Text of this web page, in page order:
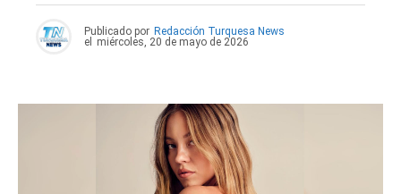
Publicado por Redacción Turquesa News
el
miércoles, 20 de mayo de 2026